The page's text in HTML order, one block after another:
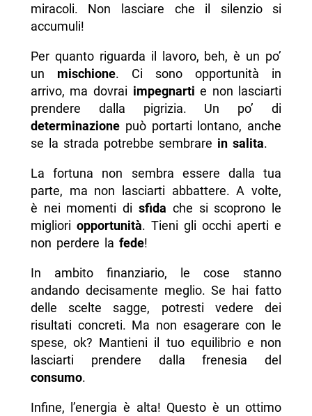
miracoli. Non lasciare che il silenzio si
accumuli!
Per quanto riguarda il lavoro, beh, è un po’
un mischione. Ci sono opportunità in
arrivo, ma dovrai impegnarti e non lasciarti
prendere dalla pigrizia. Un po’ di
determinazionepuò portarti lontano, anche
se la strada potrebbe sembrare in salita.
La fortuna non sembra essere dalla tua
parte, ma non lasciarti abbattere. A volte,
è nei momenti di sfida che si scoprono le
migliori opportunità. Tieni gli occhi aperti e
non perdere la fede!
In ambito finanziario, le cose stanno
andando decisamente meglio. Se hai fatto
delle scelte sagge, potresti vedere dei
risultati concreti. Ma non esagerare con le
spese, ok? Mantieni il tuo equilibrio e non
lasciarti prendere dalla frenesia del
consumo.
Infine, l’energia è alta! Questo è un ottimo